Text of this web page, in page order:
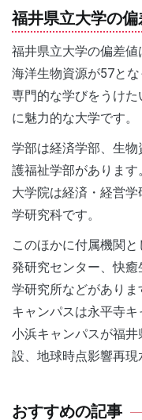
福井県立大学の
福井県立大学の偏差値
海洋生物資源が57とな
専門的な学びをうけ
に魅力的な大学です。
学部は経済学部、生
護福祉学部があります
大学院は経済・経営
学研究科です。
このほかに付属機関
発研究センター、快
学研究所などがありま
キャンパスは永平寺キ
小浜キャンパスが福
設、地球時点影響再現
おすすめの記事